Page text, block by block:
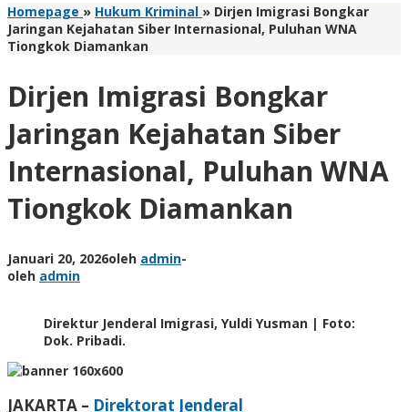
Homepage » Hukum Kriminal » Dirjen Imigrasi Bongkar
Jaringan Kejahatan Siber Internasional, Puluhan WNA
Tiongkok Diamankan
Dirjen Imigrasi Bongkar
Jaringan Kejahatan Siber
Internasional, Puluhan WNA
Tiongkok Diamankan
Januari 20, 2026oleh admin-
oleh admin
Direktur Jenderal Imigrasi, Yuldi Yusman | Foto:
Dok. Pribadi.
JAKARTA – Direktorat Jenderal